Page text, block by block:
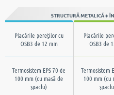
STRUCTURĂ METALICĂ +
Placările pereţilor cu
OSB3 de 12 mm
Placările
OSB3 de
Termosistem EPS 70 de
100 mm (cu masă de
şpaclu)
Termosistem
100 mm (cu